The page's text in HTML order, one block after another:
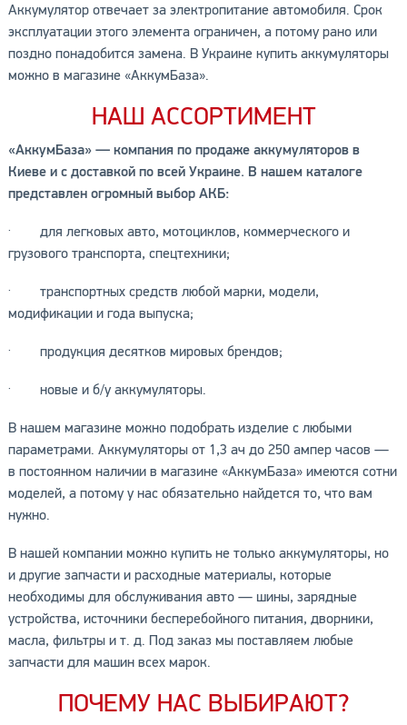
Аккумулятор отвечает за электропитание автомобиля. Срок
эксплуатации этого элемента ограничен, а потому рано или
поздно понадобится замена. В Украине купить аккумуляторы
можно в магазине «АккумБаза».
НАШ АССОРТИМЕНТ
«АккумБаза» — компания по продаже аккумуляторов в
Киеве и с доставкой по всей Украине. В нашем каталоге
представлен огромный выбор АКБ:
· для легковых авто, мотоциклов, коммерческого и
грузового транспорта, спецтехники;
· транспортных средств любой марки, модели,
модификации и года выпуска;
· продукция десятков мировых брендов;
· новые и б/у аккумуляторы.
В нашем магазине можно подобрать изделие с любыми
параметрами. Аккумуляторы от 1,3 ач до 250 ампер часов —
в постоянном наличии в магазине «АккумБаза» имеются сотни
моделей, а потому у нас обязательно найдется то, что вам
нужно.
В нашей компании можно купить не только аккумуляторы, но
и другие запчасти и расходные материалы, которые
необходимы для обслуживания авто — шины, зарядные
устройства, источники бесперебойного питания, дворники,
масла, фильтры и т. д. Под заказ мы поставляем любые
запчасти для машин всех марок.
ПОЧЕМУ НАС ВЫБИРАЮТ?